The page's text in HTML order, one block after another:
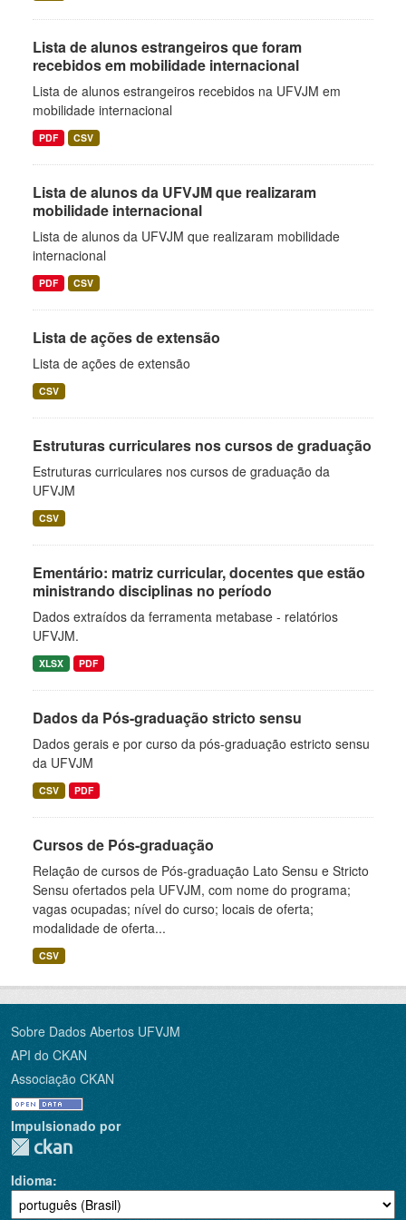
Lista de alunos estrangeiros que foram
recebidos em mobilidade internacional
Lista de alunos estrangeiros recebidos na UFVJM em
mobilidade internacional
PDF CSV
Lista de alunos da UFVJM que realizaram
mobilidade internacional
Lista de alunos da UFVJM que realizaram mobilidade
internacional
PDF CSV
Lista de ações de extensão
Lista de ações de extensão
CSV
Estruturas curriculares nos cursos de graduação
Estruturas curriculares nos cursos de graduação da
UFVJM
CSV
Ementário: matriz curricular, docentes que estão
ministrando disciplinas no período
Dados extraídos da ferramenta metabase - relatórios
UFVJM.
XLSX PDF
Dados da Pós-graduação stricto sensu
Dados gerais e por curso da pós-graduação estricto sensu
da UFVJM
CSV PDF
Cursos de Pós-graduação
Relação de cursos de Pós-graduação Lato Sensu e Stricto
Sensu ofertados pela UFVJM, com nome do programa;
vagas ocupadas; nível do curso; locais de oferta;
modalidade de oferta...
CSV
Sobre Dados Abertos UFVJM
API do CKAN
Associação CKAN
Impulsionado por
Idioma